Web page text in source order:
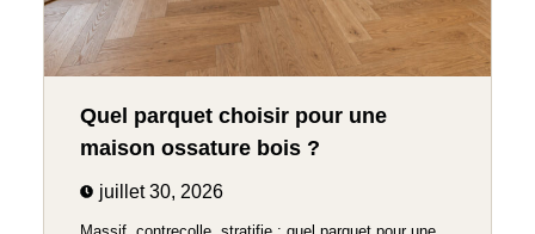
Quel parquet choisir pour une
maison ossature bois ?
juillet 30, 2026